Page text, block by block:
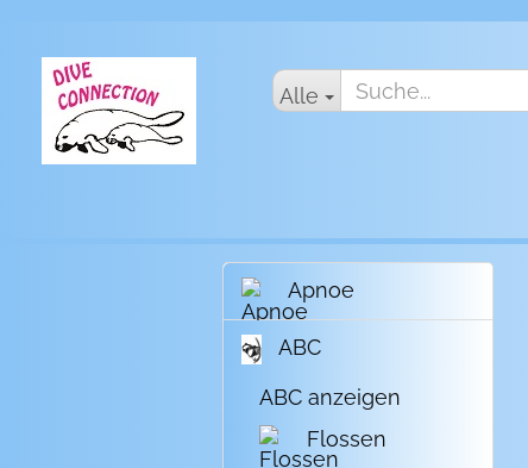
Alle
Apnoe
ABC
ABC anzeigen
Flossen